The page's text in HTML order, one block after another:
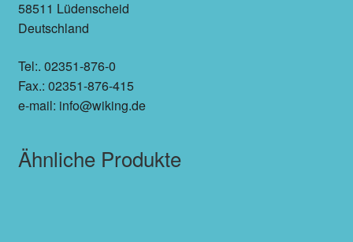
58511 Lüdenscheid
Deutschland
Tel:. 02351-876-0
Fax.: 02351-876-415
e-mail: info@wiking.de
Ähnliche Produkte